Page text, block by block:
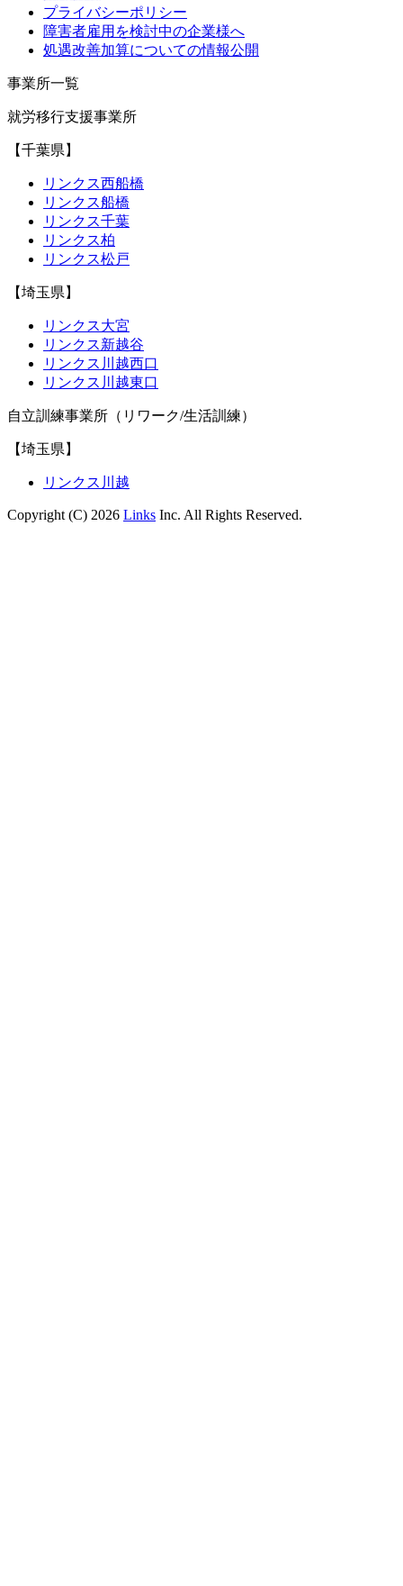
プライバシーポリシー
障害者雇用を検討中の企業様へ
処遇改善加算についての情報公開
事業所一覧
就労移行支援事業所
【千葉県】
リンクス西船橋
リンクス船橋
リンクス千葉
リンクス柏
リンクス松戸
【埼玉県】
リンクス大宮
リンクス新越谷
リンクス川越西口
リンクス川越東口
自立訓練事業所（リワーク/生活訓練）
【埼玉県】
リンクス川越
Copyright (C) 2026 Links Inc. All Rights Reserved.